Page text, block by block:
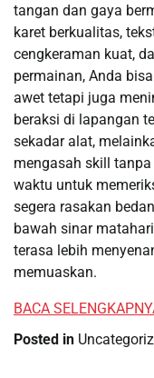
tangan dan gaya
karet berkualitas,
cengkeraman kuat,
permainan, Anda
awet tetapi juga
beraksi di lapangan
sekadar alat,
mengasah skill
waktu untuk
segera rasakan
bawah sinar
terasa lebih
memuaskan.
BACA
Posted in